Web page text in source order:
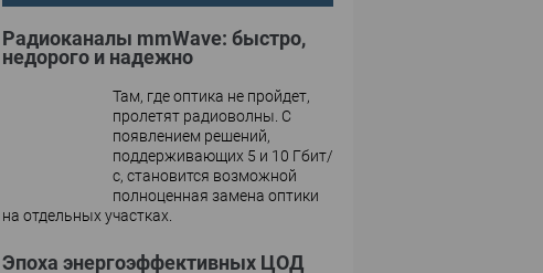
Радиоканалы mmWave: быстро,
недорого и надежно
Там, где оптика не пройдет,
пролетят радиоволны. С
появлением решений,
поддерживающих 5 и 10 Гбит/
с, становится возможной
полноценная замена оптики
на отдельных участках.
Эпоха энергоэффективных ЦОД